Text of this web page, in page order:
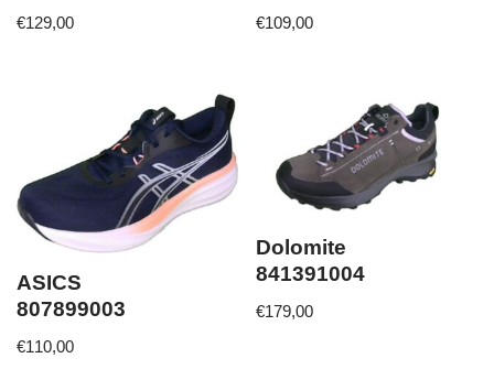
€129,00 €109,00
ASICS
807899003
€110,00
Dolomite
841391004
€179,00